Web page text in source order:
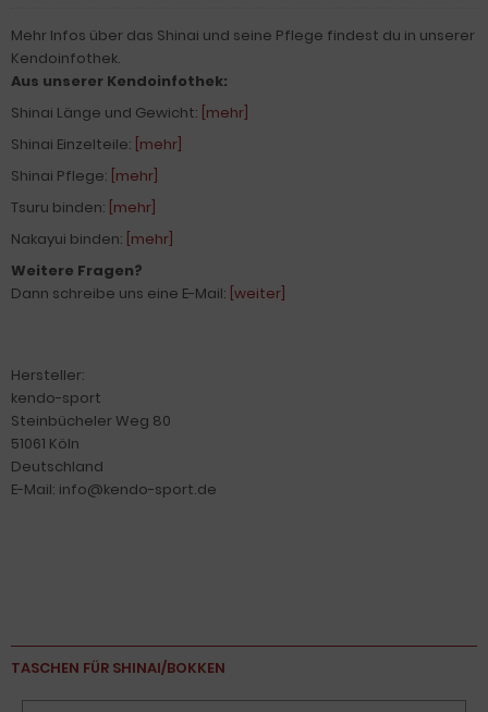
Mehr Infos über das Shinai und seine Pflege findest du in unserer
Kendoinfothek.
Aus unserer Kendoinfothek:
Shinai Länge und Gewicht: [mehr]
Shinai Einzelteile: [mehr]
Shinai Pflege: [mehr]
Tsuru binden: [mehr]
Nakayui binden: [mehr]
Weitere Fragen?
Dann schreibe uns eine E-Mail: [weiter]
Hersteller:
kendo-sport
Steinbücheler Weg 80
51061 Köln
Deutschland
E-Mail: info@kendo-sport.de
TASCHEN FÜR SHINAI/BOKKEN